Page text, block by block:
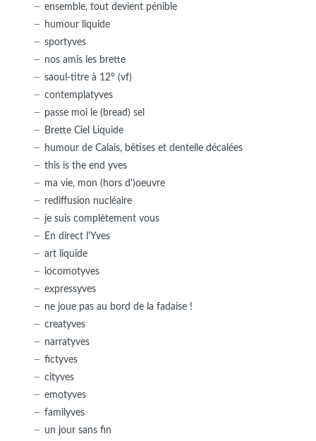
ensemble, tout devient pénible
humour liquide
sportyves
nos amis les brette
saoul-titre à 12° (vf)
contemplatyves
passe moi le (bread) sel
Brette Ciel Liquide
humour de Calais, bêtises et dentelle décalées
this is the end yves
ma vie, mon (hors d')oeuvre
rediffusion nucléaire
je suis complètement vous
En direct l'Yves
art liquide
locomotyves
expressyves
ne joue pas au bord de la fadaise !
creatyves
narratyves
fictyves
cityves
emotyves
familyves
un jour sans fin